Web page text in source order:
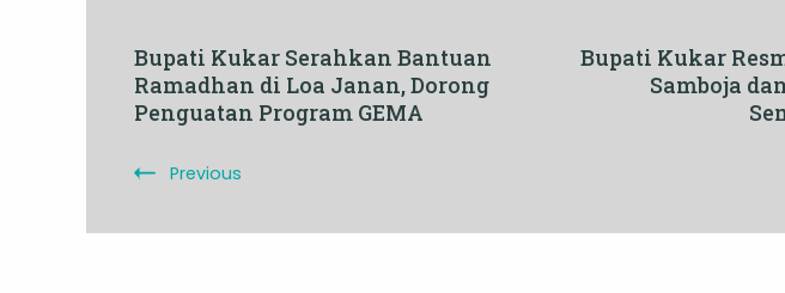
Post
Navigation
Bupati Kukar Serahkan Bantuan
Ramadhan di Loa Janan, Dorong
Penguatan Program GEMA
Previous
Bupati Kukar
Samboja